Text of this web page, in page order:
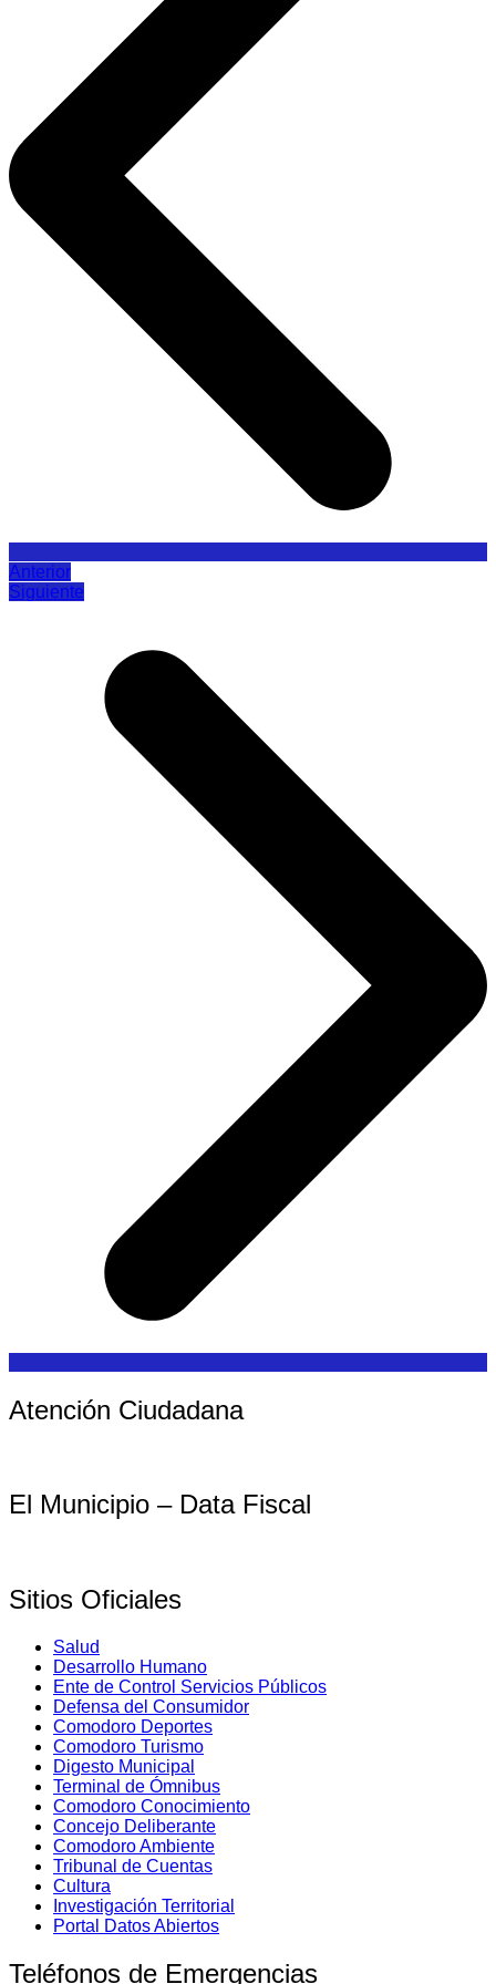
Anterior
Siguiente
Atención Ciudadana
El Municipio – Data Fiscal
Sitios Oficiales
Salud
Desarrollo Humano
Ente de Control Servicios Públicos
Defensa del Consumidor
Comodoro Deportes
Comodoro Turismo
Digesto Municipal
Terminal de Ómnibus
Comodoro Conocimiento
Concejo Deliberante
Comodoro Ambiente
Tribunal de Cuentas
Cultura
Investigación Territorial
Portal Datos Abiertos
Teléfonos de Emergencias